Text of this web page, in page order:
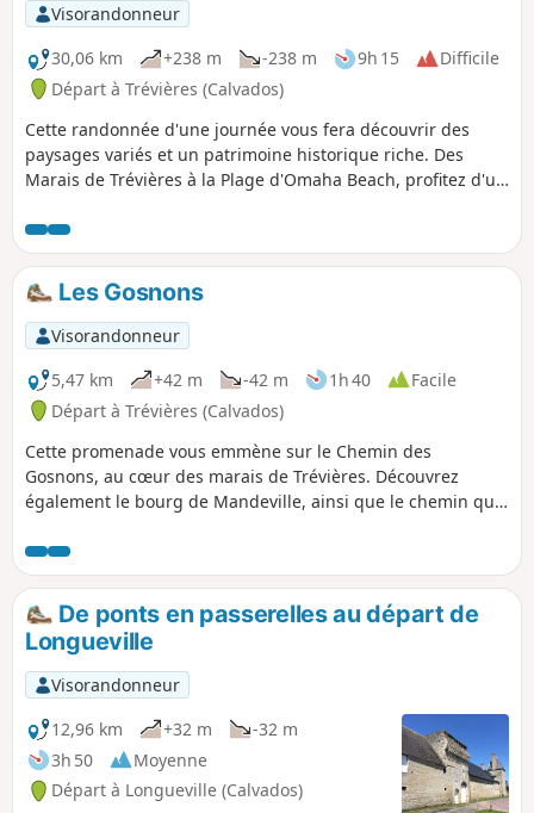
Visorandonneur
30,06 km
+238 m -238 m 9h 15
Difficile
Départ à Trévières (Calvados)
Cette randonnée d'une journée vous fera découvrir des
paysages variés et un patrimoine historique riche. Des
Marais de Trévières à la Plage d'Omaha Beach, profitez d'un
Les Gosnons
Visorandonneur
5,47 km
+42 m -42 m 1h 40
Facile
Départ à Trévières (Calvados)
Cette promenade vous emmène sur le Chemin des
Gosnons, au cœur des marais de Trévières. Découvrez
également le bourg de Mandeville, ainsi que le chemin qui
ce chemin est difficilement praticable en hiver, compte tenu
de l'humidité des chemins et de la boue.
De ponts en passerelles au départ de
Longueville
Visorandonneur
12,96 km
+32 m
-32 m
3h 50
Moyenne
Départ à Longueville (Calvados)